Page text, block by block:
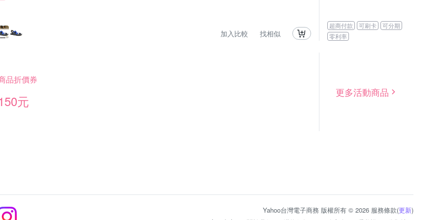
加入比較 找相似
超商付款 可刷卡
可分期
零利率
品折價券
元
更多活動商品
Yahoo台灣電子商務 版權所有 © 2026 服務條款(更新)